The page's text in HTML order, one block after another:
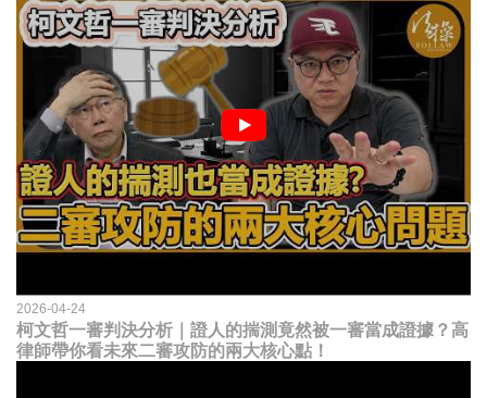
2026-04-24
柯文哲一審判決分析｜證人的揣測竟然被一審當成證據？高
律師帶你看未來二審攻防的兩大核心點！